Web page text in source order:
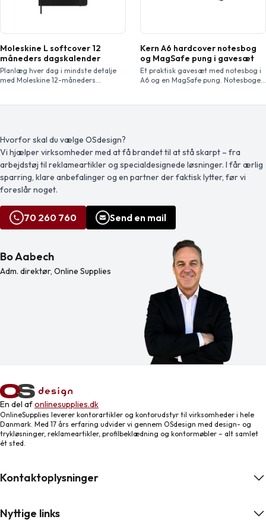
Moleskine L softcover 12
måneders dagskalender
Planlæg hver dag i mindste detalje
med Moleskine 12-måneders
begivenheder, aftaler, gøremål,
påmindelser og planer. I løbet af året
vokser den […]
Kern A6 hardcover notesbog
og MagSafe pung i gavesæt
Et praktisk gavesæt med notesbog i
A6 og en MagSafe pung. Notesbogen
magnetisk til iPhone 12 eller nyere
modeller. Den leveres også med en
ekstra metalring til anvendelse med
andre […]
Hvorfor skal du vælge OSdesign?
Vi hjælper virksomheder med at få brandet til at stå skarpt – fra
arbejdstøj til reklameartikler og specialdesignede løsninger. I får ærlig
sparring, klare anbefalinger og en partner der faktisk lytter, før vi
foreslår noget.
70 260 760 Send en mail
Bo Aabech
Adm. direktør, Online Supplies
En del afonlinesupplies.dk
OnlineSupplies leverer kontorartikler og kontorudstyr til virksomheder i hele
Danmark. Med 17 års erfaring udvider vi gennem OSdesign med design- og
trykløsninger, reklameartikler, profilbeklædning og kontormøbler – alt samlet
ét sted.
Kontaktoplysninger
Nyttige links